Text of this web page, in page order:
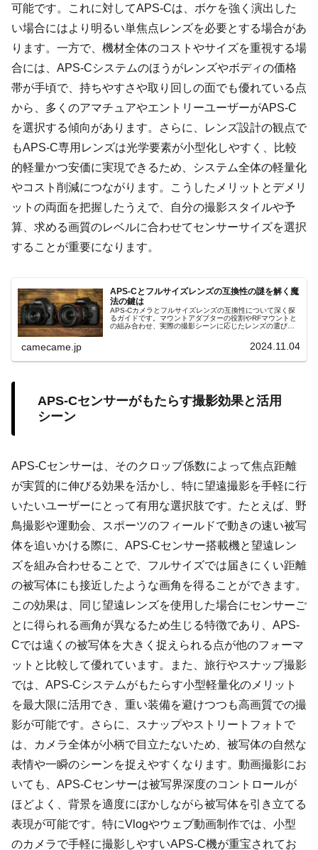
可能です。これに対してAPS-Cは、ボケを強く演出した
い場合にはより明るい単焦点レンズを必要とする場合があ
ります。一方で、機材全体のコストやサイズを重視する場
合には、APS-Cシステムのほうがレンズやボディの価格
帯が手頃で、持ちやすさや取り回しの面でも優れている点
から、多くのアマチュアやエントリーユーザーがAPS-C
を選択する傾向があります。さらに、レンズ設計の観点で
もAPS-C専用レンズは光学要素が小型化しやすく、比較
的軽量かつ安価に実現できるため、システム全体の軽量化
やコスト削減につながります。こうしたメリットとデメリ
ットの両面を把握したうえで、自分の撮影スタイルや予
算、求める画質のレベルに合わせてセンサーサイズを選択
することが重要になります。
APS-Cとフルサイズレンズの互換性の謎を解く魔
法の鍵は
APS-Cカメラとフルサイズレンズの互換性について深く探
るガイドです。マウントアダプターの役割やRFマウントと
の組み合わせ、実際の撮影シーンに応じたレンズの選び方
camecame.jp 2024.11.04
APS-Cセンサーがもたらす撮影効果と活用
シーン
APS-Cセンサーは、そのクロップ係数によって焦点距離
が実質的に伸びる効果を活かし、特に望遠撮影を手軽に行
いたいユーザーにとって有用な選択肢です。たとえば、野
鳥撮影や運動会、スポーツのフィールドで動きの速い被写
体を追いかける際に、APS-Cセンサー搭載機と望遠レン
ズを組み合わせることで、フルサイズでは届きにくい距離
の被写体にも接近したような画角を得ることができます。
この効果は、同じ望遠レンズを使用した場合にセンサーご
とに得られる画角が異なるため生じる特徴であり、APS-
Cでは遠くの被写体を大きく捉えられる点が他のフォーマ
ットと比較して優れています。また、旅行やスナップ撮影
では、APS-Cシステムがもたらす小型軽量化のメリット
を最大限に活用でき、重い装備を避けつつも高画質での撮
影が可能です。さらに、スナップやストリートフォトで
は、カメラ全体が小柄で目立たないため、被写体の自然な
表情や一瞬のシーンを捉えやすくなります。動画撮影にお
いても、APS-Cセンサーは被写界深度のコントロールが
ほどよく、背景を適度にぼかしながら被写体を引き立てる
表現が可能です。特にVlogやウェブ動画制作では、小型
のカメラで手軽に撮影しやすいAPS-C機が重宝されてお